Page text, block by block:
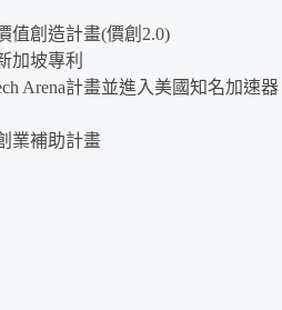
值創造計畫(價創2.0)
加坡專利
Arena計畫並進入美國知名加速器
業補助計畫